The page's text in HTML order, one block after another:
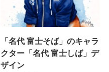
「名代 富士そば」のキャラ
クター「名代 富士しば」デ
ザイン